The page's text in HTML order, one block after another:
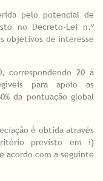
pelo potencial de
no Decreto-Lei n.º
objetivos de interesse
20 à
para apoio as
da pontuação global
é obtida através
previsto em i)
acordo com a seguinte